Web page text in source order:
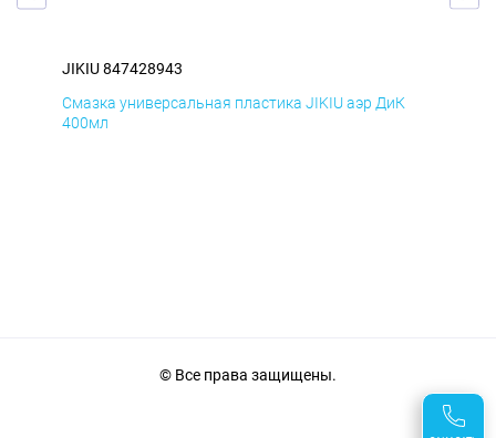
JIKIU 847428943
Смазка универсальная пластика JIKIU аэр ДиК
400мл
© Все права защищены.